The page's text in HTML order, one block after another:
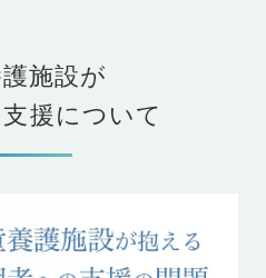
施設が
援について